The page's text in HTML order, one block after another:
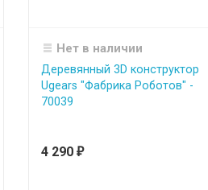
Нет в наличии
Деревянный 3D конструктор
Ugears "Фабрика Роботов" -
70039
4 290 ₽